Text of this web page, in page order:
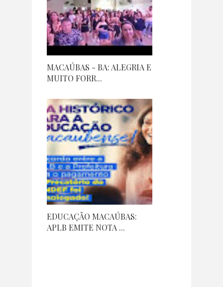
MACAÚBAS - BA: ALEGRIA E
MUITO FORR...
EDUCAÇÃO MACAÚBAS:
APLB EMITE NOTA ...